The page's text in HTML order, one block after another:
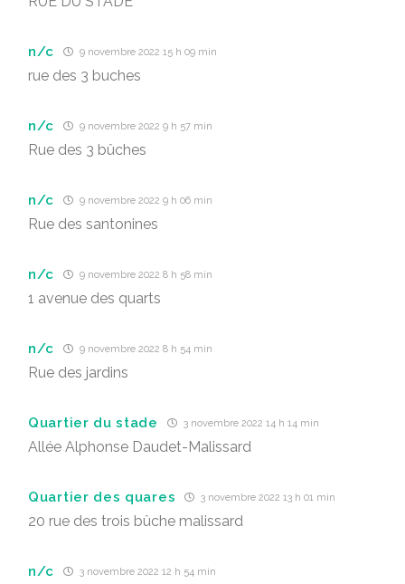
n/c 9 novembre 2022 15 h 09 min
rue des 3 buches
n/c 9 novembre 2022 9 h 57 min
Rue des 3 bûches
n/c 9 novembre 2022 9 h 06 min
Rue des santonines
n/c 9 novembre 2022 8 h 58 min
1 avenue des quarts
n/c 9 novembre 2022 8 h 54 min
Rue des jardins
Quartier du stade 3 novembre 2022 14 h 14 min
Allée Alphonse Daudet-Malissard
Quartier des quares 3 novembre 2022 13 h 01 min
20 rue des trois bûche malissard
n/c 3 novembre 2022 12 h 54 min